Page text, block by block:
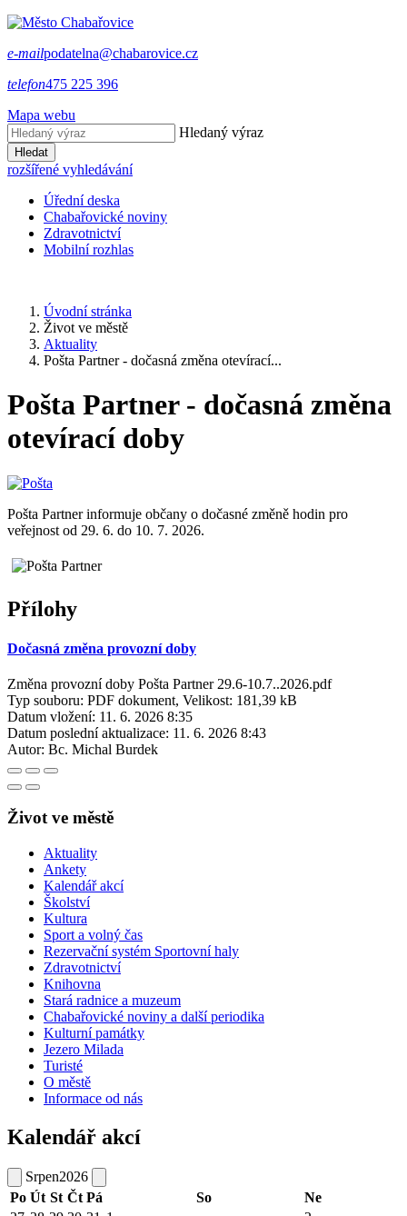
e-mailpodatelna@chabarovice.cz
telefon475 225 396
Mapa webu
Hledaný výraz
Hledat
rozšířené vyhledávání
Úřední deska
Chabařovické noviny
Zdravotnictví
Mobilní rozhlas
Úvodní stránka
Život ve městě
Aktuality
Pošta Partner - dočasná změna otevírací...
Pošta Partner - dočasná změna
otevírací doby
Pošta Partner informuje občany o dočasné změně hodin pro
veřejnost od 29. 6. do 10. 7. 2026.
Přílohy
Dočasná změna provozní doby
Změna provozní doby Pošta Partner 29.6-10.7..2026.pdf
Typ souboru: PDF dokument, Velikost: 181,39 kB
Datum vložení: 11. 6. 2026 8:35
Datum poslední aktualizace: 11. 6. 2026 8:43
Autor: Bc. Michal Burdek
Život ve městě
Aktuality
Ankety
Kalendář akcí
Školství
Kultura
Sport a volný čas
Rezervační systém Sportovní haly
Zdravotnictví
Knihovna
Stará radnice a muzeum
Chabařovické noviny a další periodika
Kulturní památky
Jezero Milada
Turisté
O městě
Informace od nás
Kalendář akcí
Srpen2026
Po Út St Čt Pá So
Ne